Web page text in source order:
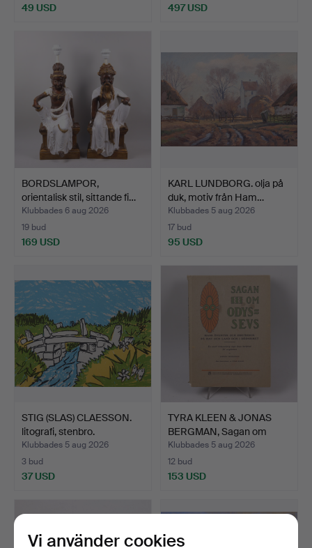
49 USD 497 USD
BORDSLAMPOR,
orientalisk stil, sittande fi…
Klubbades 6 aug 2026
19 bud
169 USD
KARL LUNDBORG. olja på
duk, motiv från Ham…
Klubbades 5 aug 2026
17 bud
95 USD
STIG (SLAS) CLAESSON.
litografi, stenbro.
Klubbades 5 aug 2026
3 bud
37 USD
TYRA KLEEN & JONAS
BERGMAN, Sagan om
Odyss…
Klubbades 5 aug 2026
12 bud
153 USD
Vi använder cookies